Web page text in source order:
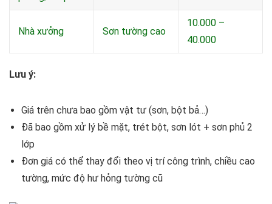
Nhà xưởng Sơn tường cao
10.000 –
40.000
Lưu ý:
Giá trên chưa bao gồm vật tư (sơn, bột bả…)
Đã bao gồm xử lý bề mặt, trét bột, sơn lót + sơn phủ 2
lớp
Đơn giá có thể thay đổi theo vị trí công trình, chiều cao
tường, mức độ hư hỏng tường cũ